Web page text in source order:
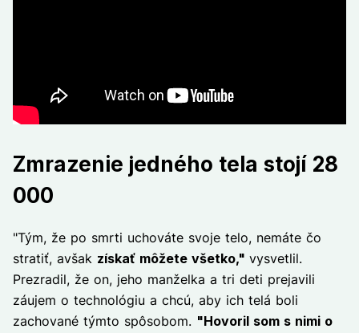
Zmrazenie jedného tela stojí 28
000
"Tým, že po smrti uchováte svoje telo, nemáte čo
stratiť, avšak získať môžete všetko," vysvetlil.
Prezradil, že on, jeho manželka a tri deti prejavili
záujem o technológiu a chcú, aby ich telá boli
zachované týmto spôsobom. "Hovoril som s nimi o